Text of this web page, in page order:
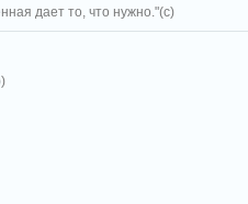
дает то, что нужно."(с)